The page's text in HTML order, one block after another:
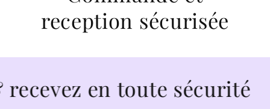
reception sécurisée
en toute sécurité